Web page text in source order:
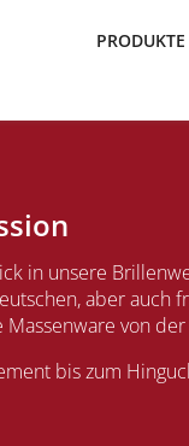
PRODUKTE
in unsere
aber
von
bis zum